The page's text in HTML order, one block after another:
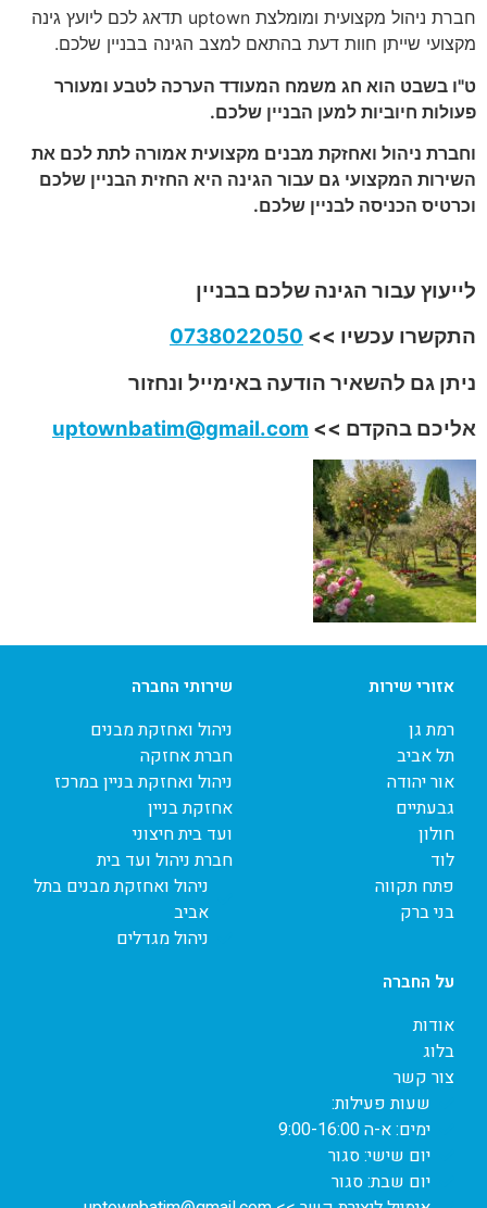
חברת ניהול מקצועית ומומלצת uptown תדאג לכם ליועץ גינה
מקצועי שייתן חוות דעת בהתאם למצב הגינה בבניין שלכם.
ט"ו בשבט הוא חג משמח המעודד הערכה לטבע ומעורר
פעולות חיוביות למען הבניין שלכם.
וחברת ניהול ואחזקת מבנים מקצועית אמורה לתת לכם את
השירות המקצועי גם עבור הגינה היא החזית הבניין שלכם
וכרטיס הכניסה לבניין שלכם.
לייעוץ עבור הגינה שלכם בבניין
התקשרו עכשיו >> 0738022050
ניתן גם להשאיר הודעה באימייל ונחזור
אליכם בהקדם >> uptownbatim@gmail.com
אזורי שירות
רמת גן
תל אביב
אור יהודה
גבעתיים
חולון
לוד
פתח תקווה
בני ברק
שירותי החברה
ניהול ואחזקת מבנים
חברת אחזקה
ניהול ואחזקת בניין במרכז
אחזקת בניין
ועד בית חיצוני
חברת ניהול ועד בית
ניהול ואחזקת מבנים בתל
אביב
ניהול מגדלים
על החברה
אודות
בלוג
צור קשר
שעות פעילות:
ימים: א-ה 9:00-16:00
יום שישי: סגור
יום שבת: סגור